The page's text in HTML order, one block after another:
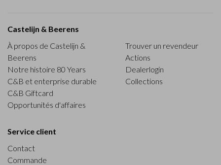
Castelijn & Beerens
À propos de Castelijn &
Beerens
Notre histoire 80 Years
C&B et enterprise durable
C&B Giftcard
Opportunités d'affaires
Trouver un revendeur
Actions
Dealerlogin
Collections
Service client
Contact
Commande